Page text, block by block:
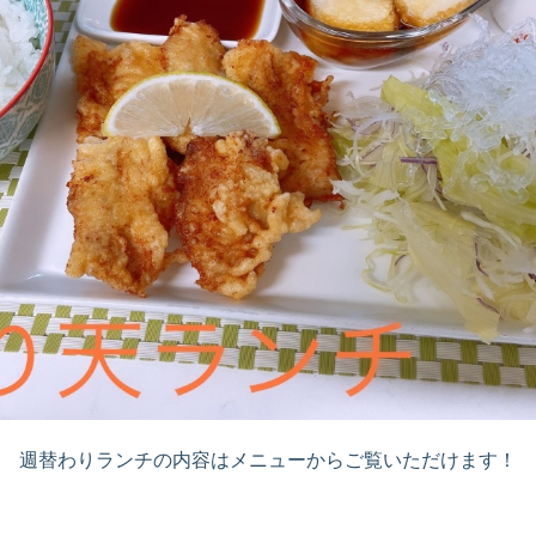
週替わりランチの内容はメニューからご覧いただけます！